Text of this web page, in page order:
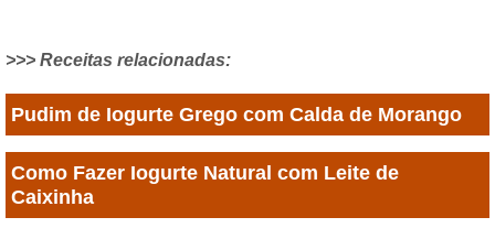
>>> Receitas relacionadas:
Pudim de Iogurte Grego com Calda de Morango
Como Fazer Iogurte Natural com Leite de
Caixinha